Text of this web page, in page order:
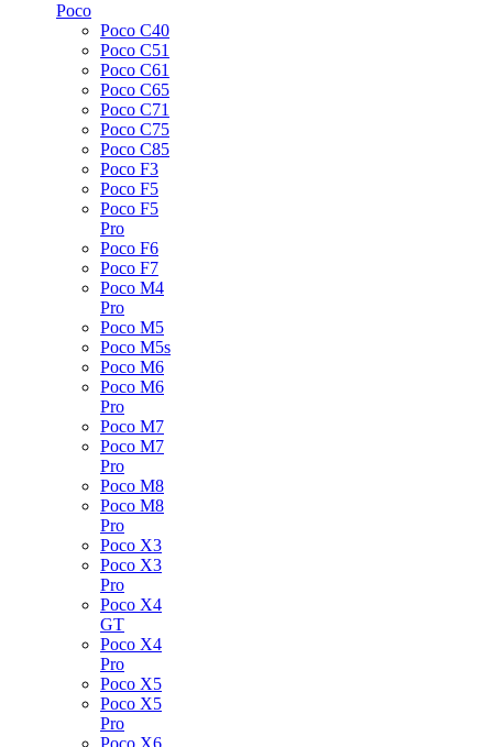
Poco
Poco C40
Poco C51
Poco C61
Poco C65
Poco C71
Poco C75
Poco C85
Poco F3
Poco F5
Poco F5
Pro
Poco F6
Poco F7
Poco M4
Pro
Poco M5
Poco M5s
Poco M6
Poco M6
Pro
Poco M7
Poco M7
Pro
Poco M8
Poco M8
Pro
Poco X3
Poco X3
Pro
Poco X4
GT
Poco X4
Pro
Poco X5
Poco X5
Pro
Poco X6